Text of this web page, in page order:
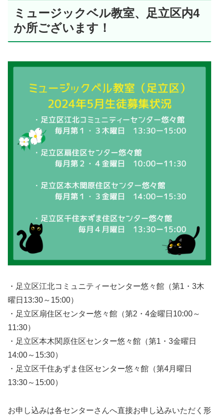
ミュージックベル教室、足立区内4
か所ございます！
・足立区江北コミュニティーセンター悠々館（第1・3木
曜日13:30～15:00）
・足立区扇住区センター悠々館（第2・4金曜日10:00～
11:30）
・足立区本木関原住区センター悠々館（第1・3金曜日
14:00～15:30）
・足立区千住あずま住区センター悠々館（第4月曜日
13:30～15:00）
お申し込みは各センターさんへ直接お申し込みいただく形